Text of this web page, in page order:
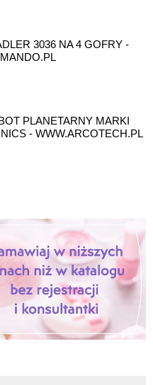
3036 NA 4 GOFRY -
PLANETARNY MARKI
- WWW.ARCOTECH.PL